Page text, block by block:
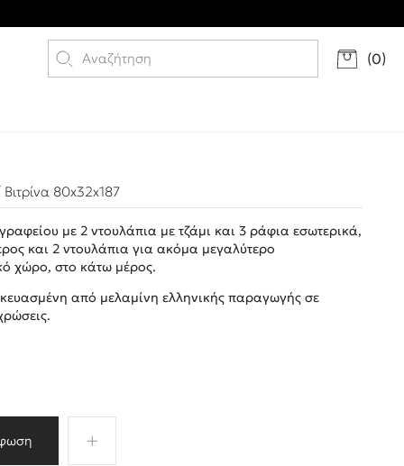
(0)
80x32x187
με 2 ντουλάπια με τζάμι και 3 ράφια εσωτερικά,
και 2 ντουλάπια για ακόμα μεγαλύτερο
χώρο, στο κάτω μέρος.
από μελαμίνη ελληνικής παραγωγής σε